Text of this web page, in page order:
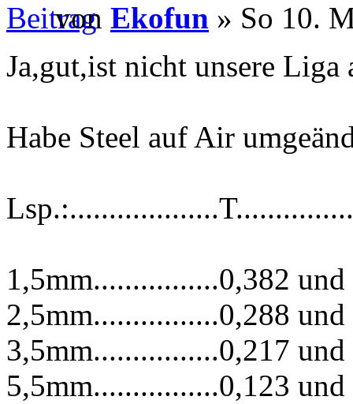
von Ekofun » So 10.
Ja,gut,ist nicht unsere Liga
Habe Steel auf Air
1,5mm................0,382
2,5mm................0,288
3,5mm................0,217
5,5mm................0,123